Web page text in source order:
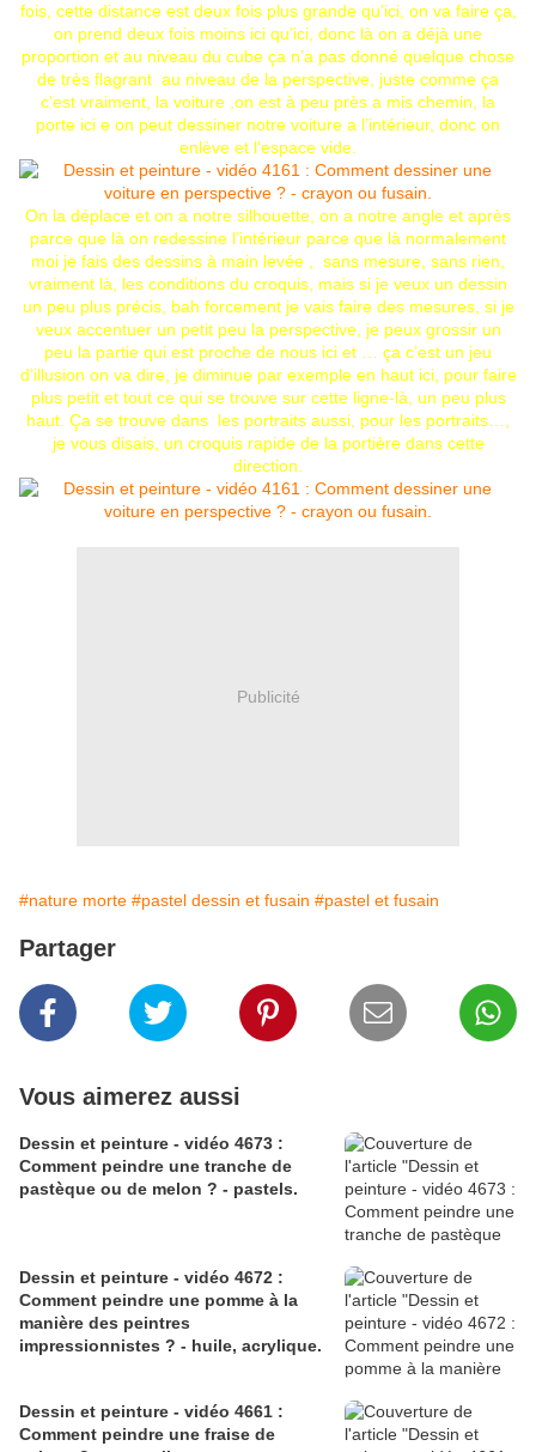
fois, cette distance est deux fois plus grande qu’ici, on va faire ça,
on prend deux fois moins ici qu’ici, donc là on a déjà une
proportion et au niveau du cube ça n’a pas donné quelque chose
de très flagrant au niveau de la perspective, juste comme ça
c’est vraiment, la voiture ,on est à peu près a mis chemin, la
porte ici e on peut dessiner notre voiture a l’intérieur, donc on
enlève et l’espace vide.
On la déplace et on a notre silhouette, on a notre angle et après
parce que là on redessine l’intérieur parce que là normalement
moi je fais des dessins à main levée , sans mesure, sans rien,
vraiment là, les conditions du croquis, mais si je veux un dessin
un peu plus précis, bah forcement je vais faire des mesures, si je
veux accentuer un petit peu la perspective, je peux grossir un
peu la partie qui est proche de nous ici et … ça c’est un jeu
d’illusion on va dire, je diminue par exemple en haut ici, pour faire
plus petit et tout ce qui se trouve sur cette ligne-là, un peu plus
haut. Ça se trouve dans les portraits aussi, pour les portraits…,
je vous disais, un croquis rapide de la portière dans cette
direction.
Publicité
#nature morte #pastel dessin et fusain #pastel et fusain
Partager
Vous aimerez aussi
Dessin et peinture - vidéo 4673 :
Comment peindre une tranche de
pastèque ou de melon ? - pastels.
Dessin et peinture - vidéo 4672 :
Comment peindre une pomme à la
manière des peintres
impressionnistes ? - huile, acrylique.
Dessin et peinture - vidéo 4661 :
Comment peindre une fraise de